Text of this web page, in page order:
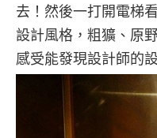
去！然後一打開電梯
設計風格，粗獷、原
感受能發現設計師的